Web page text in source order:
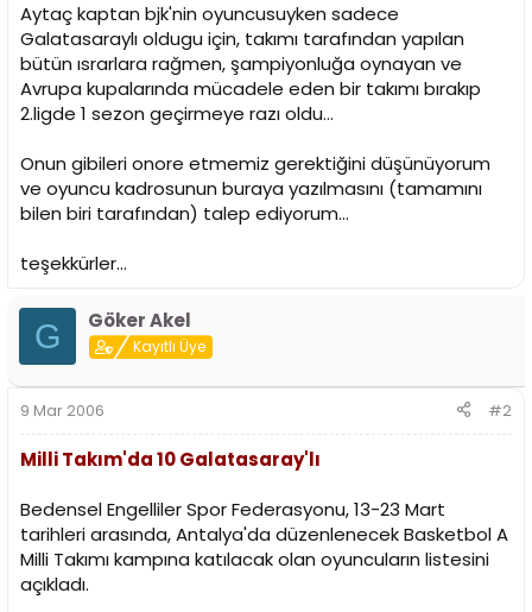
Aytaç kaptan bjk'nin oyuncusuyken sadece
Galatasaraylı oldugu için, takımı tarafından yapılan
bütün ısrarlara rağmen, şampiyonluğa oynayan ve
Avrupa kupalarında mücadele eden bir takımı bırakıp
2.ligde 1 sezon geçirmeye razı oldu...
Onun gibileri onore etmemiz gerektiğini düşünüyorum
ve oyuncu kadrosunun buraya yazılmasını (tamamını
bilen biri tarafından) talep ediyorum...
teşekkürler...
G Göker Akel
Kayıtlı Üye
9 Mar 2006 #2
Milli Takım'da 10 Galatasaray'lı
Bedensel Engelliler Spor Federasyonu, 13-23 Mart
tarihleri arasında, Antalya'da düzenlenecek Basketbol A
Milli Takımı kampına katılacak olan oyuncuların listesini
açıkladı.